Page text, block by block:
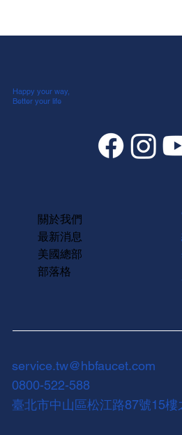
service.tw@hbfaucet.com
0800-522-588
臺北市中山區松江路87號15樓
Happy your way,
Better your life
關於我們
最新消息
美國總部
部落格